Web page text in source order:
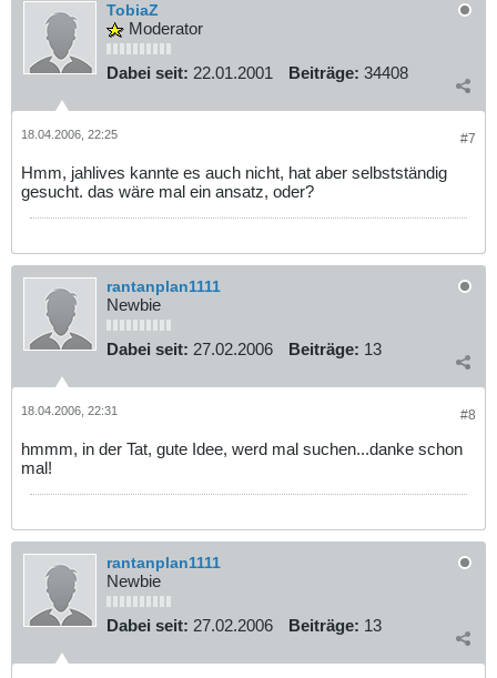
TobiaZ
Moderator
Dabei seit: 22.01.2001 Beiträge: 34408
#7
18.04.2006, 22:25
Hmm, jahlives kannte es auch nicht, hat aber selbstständig
gesucht. das wäre mal ein ansatz, oder?
rantanplan1111
Newbie
Dabei seit: 27.02.2006 Beiträge: 13
#8
18.04.2006, 22:31
hmmm, in der Tat, gute Idee, werd mal suchen...danke schon
mal!
rantanplan1111
Newbie
Dabei seit: 27.02.2006 Beiträge: 13